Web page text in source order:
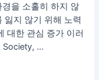
을 소홀히 하지 않
잃지 않기 위해 노력
대한 관심 증가 이러
Society, …